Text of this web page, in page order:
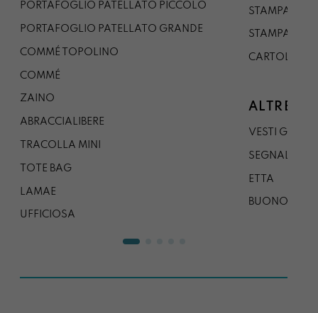
PORTAFOGLIO PATELLATO PICCOLO
PORTAFOGLIO PATELLATO GRANDE
COMMÉ TOPOLINO
COMMÉ
ZAINO
ABRACCIALIBERE
TRACOLLA MINI
TOTE BAG
LAMAE
UFFICIOSA
STAMPA A1
STAMPA A0
CARTOLINA
ALTRE
VESTI
SEGNALIBRO
ETTA
BUONO